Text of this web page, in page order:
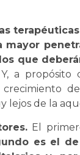
que
a propósito
lejos de la
El
es el